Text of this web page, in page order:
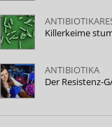
Killerkeime
ANTIBIOTIKA
Der Resistenz-